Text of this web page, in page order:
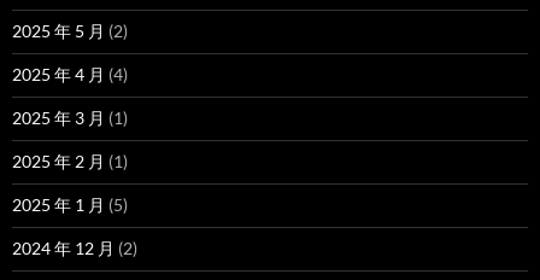
2025 年 5 月 (2)
2025 年 4 月 (4)
2025 年 3 月 (1)
2025 年 2 月 (1)
2025 年 1 月 (5)
2024 年 12 月 (2)